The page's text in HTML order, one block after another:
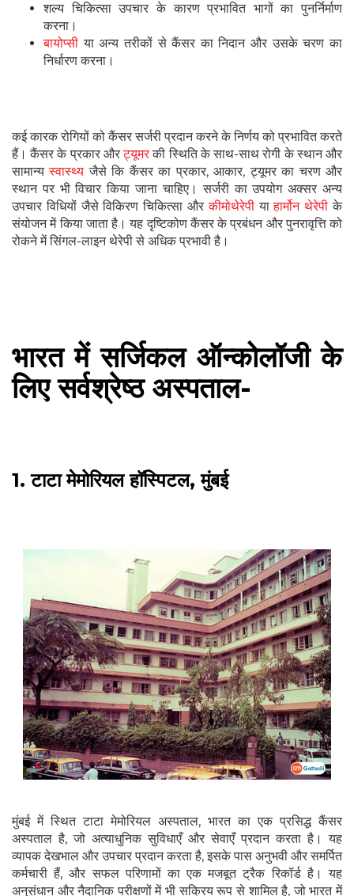
शल्य चिकित्सा उपचार के कारण प्रभावित भागों का पुनर्निर्माण
करना।
बायोप्सी या अन्य तरीकों से कैंसर का निदान और उसके चरण का
निर्धारण करना।
कई कारक रोगियों को कैंसर सर्जरी प्रदान करने के निर्णय को प्रभावित करते
हैं। कैंसर के प्रकार औरट्यूमरकी स्थिति के साथ-साथ रोगी के स्थान और
सामान्यस्वास्थ्य जैसे कि कैंसर का प्रकार, आकार, ट्यूमर का चरण और
स्थान पर भी विचार किया जाना चाहिए। सर्जरी का उपयोग अक्सर अन्य
उपचार विधियों जैसे विकिरण चिकित्सा औरकीमोथेरेपीयाहार्मोन थेरेपी के
संयोजन में किया जाता है। यह दृष्टिकोण कैंसर के प्रबंधन और पुनरावृत्ति को
रोकने में सिंगल-लाइन थेरेपी से अधिक प्रभावी है।
भारत में सर्जिकल ऑन्कोलॉजी के
लिए सर्वश्रेष्ठ अस्पताल-
1. टाटा मेमोरियल हॉस्पिटल, मुंबई
मुंबई में स्थित टाटा मेमोरियल अस्पताल, भारत का एक प्रसिद्ध कैंसर
अस्पताल है, जो अत्याधुनिक सुविधाएँ और सेवाएँ प्रदान करता है। यह
व्यापक देखभाल और उपचार प्रदान करता है, इसके पास अनुभवी और समर्पित
कर्मचारी हैं, और सफल परिणामों का एक मजबूत ट्रैक रिकॉर्ड है। यह
अनुसंधान और नैदानिक ​​परीक्षणों में भी सक्रिय रूप से शामिल है, जो भारत में